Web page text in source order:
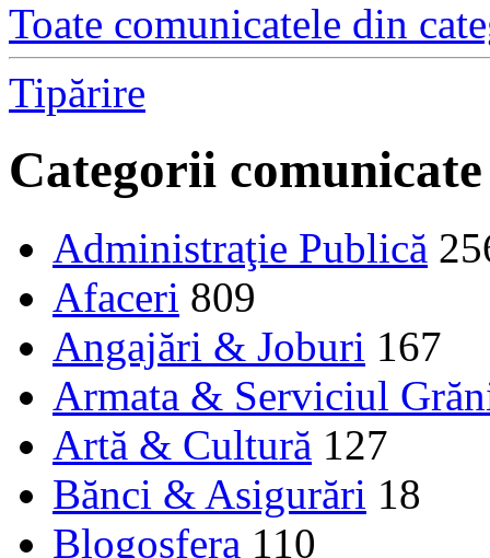
Toate comunicatele din
Tipărire
Categorii comunicate
Administraţie Publică
Afaceri 809
Angajări & Joburi 167
Armata & Serviciul
Artă & Cultură 127
Bănci & Asigurări 18
Blogosfera 110